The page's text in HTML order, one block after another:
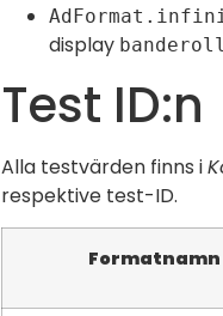
display banderoll
Test ID:n
Alla testvärden finns i
respektive test-ID.
Formatnamn